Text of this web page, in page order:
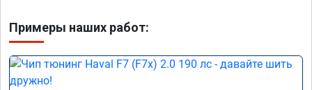
Примеры наших работ: